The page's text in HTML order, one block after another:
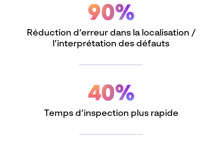
90%
Réduction d’erreur dans la localisation /
l’interprétation des défauts
40%
Temps d’inspection plus rapide